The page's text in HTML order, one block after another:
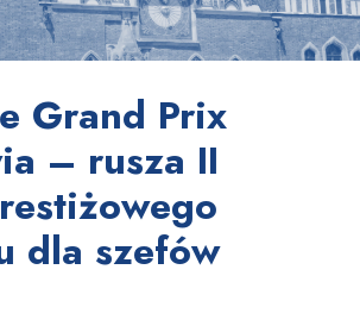
Grand Prix
– rusza II
dla szefów